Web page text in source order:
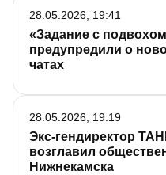
«Задание с
предупредили о
чатах
28.05.2026, 19:41
Экс-гендиректор
возглавил
Нижнекамска
28.05.2026, 19:19